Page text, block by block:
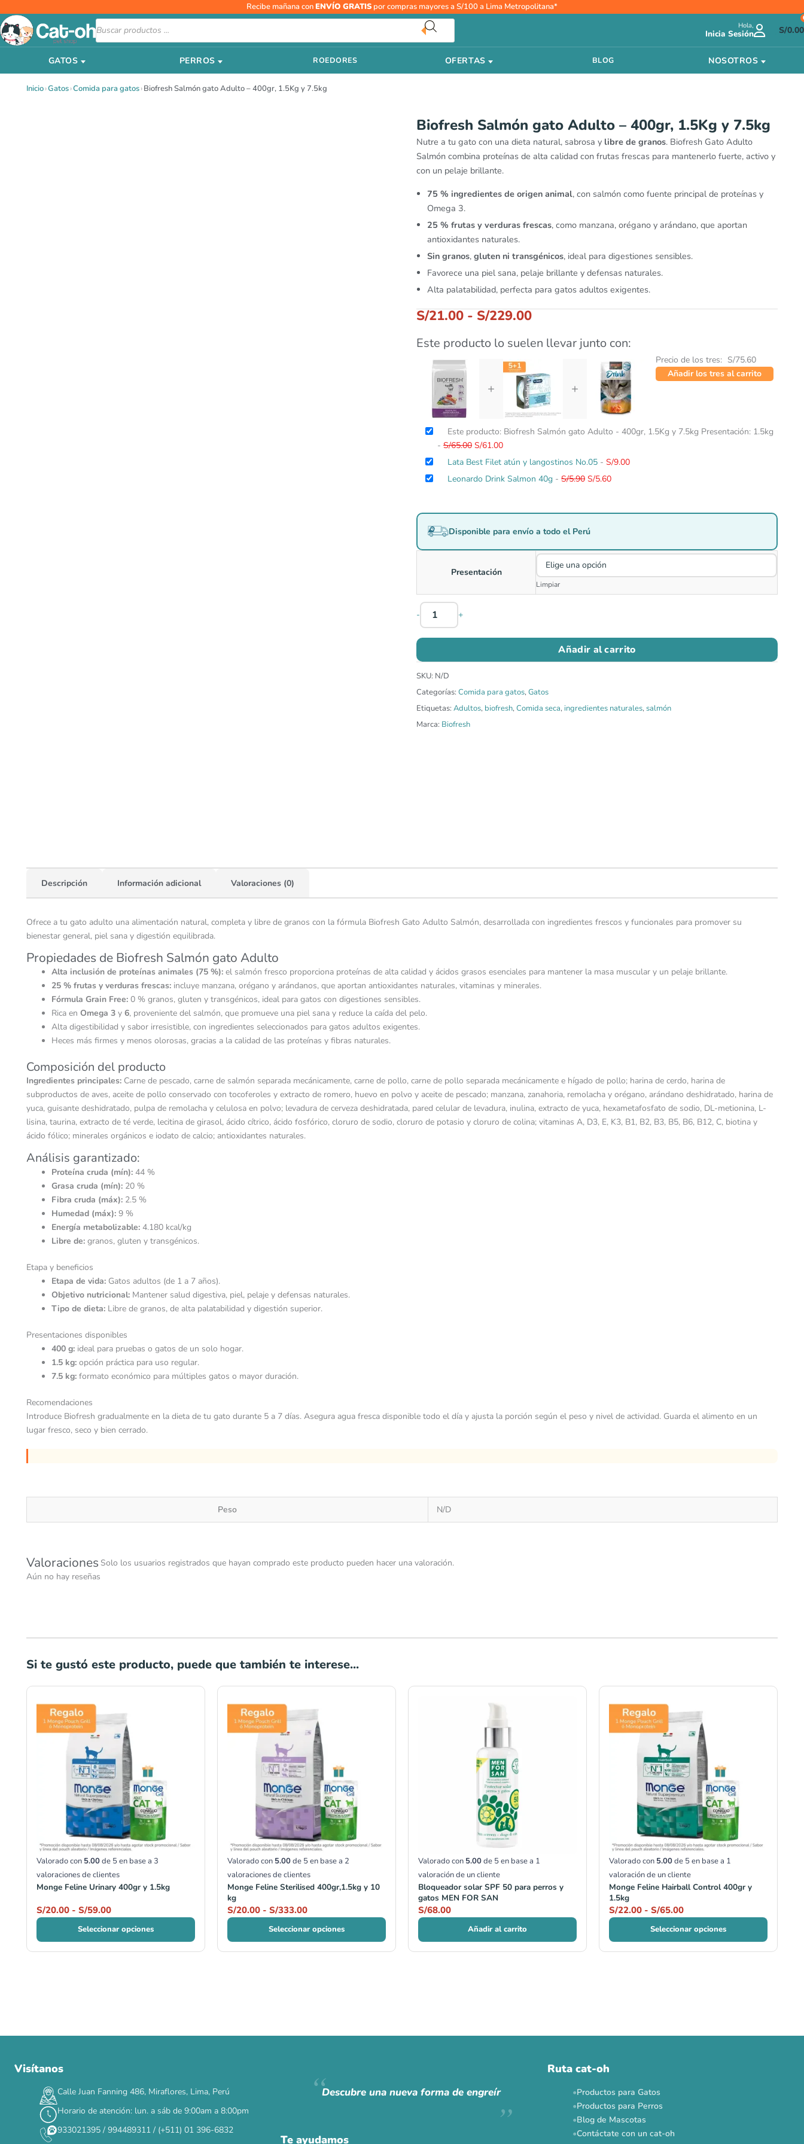
al
contenido
Recibe mañana conENVÍO GRATIS por compras mayores a S/100 a Lima Metropolitana*
Búsqueda
de
productos
Hola,
Inicia Sesión S/0.00
GATOS PERROS ROEDORES OFERTAS BLOG NOSOTROS
Inicio›Gatos›Comida para gatos›Biofresh Salmón gato Adulto – 400gr, 1.5Kg y 7.5kg
Biofresh Salmón gato Adulto – 400gr, 1.5Kg y 7.5kg
Nutre a tu gato con una dieta natural, sabrosa y libre de granos. Biofresh Gato Adulto
Salmón combina proteínas de alta calidad con frutas frescas para mantenerlo fuerte, activo y
con un pelaje brillante.
75 % ingredientes de origen animal, con salmón como fuente principal de proteínas y
Omega 3.
25 % frutas y verduras frescas, como manzana, orégano y arándano, que aportan
antioxidantes naturales.
Sin granos, gluten ni transgénicos, ideal para digestiones sensibles.
Favorece una piel sana, pelaje brillante y defensas naturales.
Alta palatabilidad, perfecta para gatos adultos exigentes.
S/21.00 - S/229.00
Rango
de
desde
hasta
Este producto lo suelen llevar junto con:
+ +
Precio de los tres: S/75.60
Añadir los tres al carrito
Este producto: Biofresh Salmón gato Adulto - 400gr, 1.5Kg y 7.5kg Presentación: 1.5kg
- S/65.00
El
precio
original
S/61.00
El
precio
actual
Lata Best Filet atún y langostinos No.05 - S/9.00
Leonardo Drink Salmon 40g - S/5.90 El
S/5.90.
S/5.60El
Disponible para envío a todo el Perú
Presentación
Limpiar
-
Biofresh
Salmón
gato
Adulto
400gr,
7.5kg
cantidad
+
Añadir al carrito
SKU: N/D
Categorías: Comida para gatos,Gatos
Etiquetas: Adultos, biofresh,Comida seca, ingredientes naturales,salmón
Marca: Biofresh
Descripción Información adicional Valoraciones (0)
Ofrece a tu gato adulto una alimentación natural, completa y libre de granos con la fórmula Biofresh Gato Adulto Salmón, desarrollada con ingredientes frescos y funcionales para promover su
bienestar general, piel sana y digestión equilibrada.
Propiedades de Biofresh Salmón gato Adulto
Alta inclusión de proteínas animales (75 %): el salmón fresco proporciona proteínas de alta calidad y ácidos grasos esenciales para mantener la masa muscular y un pelaje brillante.
25 % frutas y verduras frescas: incluye manzana, orégano y arándanos, que aportan antioxidantes naturales, vitaminas y minerales.
Fórmula Grain Free: 0 % granos, gluten y transgénicos, ideal para gatos con digestiones sensibles.
Rica en Omega 3 y 6, proveniente del salmón, que promueve una piel sana y reduce la caída del pelo.
Alta digestibilidad y sabor irresistible, con ingredientes seleccionados para gatos adultos exigentes.
Heces más firmes y menos olorosas, gracias a la calidad de las proteínas y fibras naturales.
Composición del producto
Ingredientes principales: Carne de pescado, carne de salmón separada mecánicamente, carne de pollo, carne de pollo separada mecánicamente e hígado de pollo; harina de cerdo, harina de
subproductos de aves, aceite de pollo conservado con tocoferoles y extracto de romero, huevo en polvo y aceite de pescado; manzana, zanahoria, remolacha y orégano, arándano deshidratado, harina de
yuca, guisante deshidratado, pulpa de remolacha y celulosa en polvo; levadura de cerveza deshidratada, pared celular de levadura, inulina, extracto de yuca, hexametafosfato de sodio, DL-metionina, L-
lisina, taurina, extracto de té verde, lecitina de girasol, ácido cítrico, ácido fosfórico, cloruro de sodio, cloruro de potasio y cloruro de colina; vitaminas A, D3, E, K3, B1, B2, B3, B5, B6, B12, C, biotina y
ácido fólico; minerales orgánicos e iodato de calcio; antioxidantes naturales.
Análisis garantizado:
Proteína cruda (mín): 44 %
Grasa cruda (mín): 20 %
Fibra cruda (máx): 2.5 %
Humedad (máx): 9 %
Energía metabolizable: 4.180 kcal/kg
Libre de: granos, gluten y transgénicos.
Etapa y beneficios
Etapa de vida: Gatos adultos (de 1 a 7 años).
Objetivo nutricional: Mantener salud digestiva, piel, pelaje y defensas naturales.
Tipo de dieta: Libre de granos, de alta palatabilidad y digestión superior.
Presentaciones disponibles
400 g: ideal para pruebas o gatos de un solo hogar.
1.5 kg: opción práctica para uso regular.
7.5 kg: formato económico para múltiples gatos o mayor duración.
Recomendaciones
Introduce Biofresh gradualmente en la dieta de tu gato durante 5 a 7 días. Asegura agua fresca disponible todo el día y ajusta la porción según el peso y nivel de actividad. Guarda el alimento en un
lugar fresco, seco y bien cerrado.
Peso N/D
Valoraciones
Aún no hay reseñas
Solo los usuarios registrados que hayan comprado este producto pueden hacer una valoración.
Si te gustó este producto, puede que también te interese...
Valorado con 5.00de 5 en base a 3
valoraciones de clientes
Monge Feline Urinary 400gr y 1.5kg
S/20.00 - S/59.00
precios:
desde
S/20.00
hasta
S/59.00
Seleccionar opciones
Valorado con 5.00de 5 en base a 2
valoraciones de clientes
Monge Feline Sterilised 400gr,1.5kg y 10
kg
S/20.00 - S/333.00
de
precios:
desde
S/20.00
hasta
S/333.00
Seleccionar opciones
Valorado con 5.00de 5 en base a 1
valoración de un cliente
Bloqueador solar SPF 50 para perros y
gatos MEN FOR SAN
S/68.00
Añadir al carrito
Valorado con 5.00de 5 en base a 1
valoración de un cliente
Monge Feline Hairball Control 400gr y
1.5kg
S/22.00 - S/65.00
precios:
desde
S/22.00
hasta
S/65.00
Seleccionar opciones
Visítanos
Calle Juan Fanning 486, Miraflores, Lima, Perú
Horario de atención: lun. a sáb de 9:00am a 8:00pm
933021395 / 994489311 / (+511) 01 396-6832
Descubre una nueva forma de engreír
Te ayudamos
Ruta cat-oh
Productos para Gatos
Productos para Perros
Blog de Mascotas
Contáctate con un cat-oh